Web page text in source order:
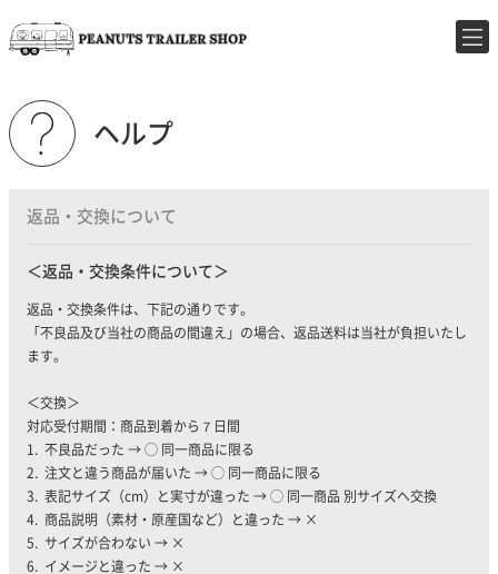
ヘルプ
返品・交換について
返品・交換条件について
返品・交換条件は、下記の通りです。
「不良品及び当社の商品の間違え」の場合、返品送料は当社が負担いたし
ます。
＜交換＞
対応受付期間：商品到着から７日間
1. 不良品だった → ◯ 同一商品に限る
2. 注文と違う商品が届いた → ◯ 同一商品に限る
3. 表記サイズ（cm）と実寸が違った → ◯ 同一商品 別サイズへ交換
4. 商品説明（素材・原産国など）と違った → ×
5. サイズが合わない → ×
6. イメージと違った → ×